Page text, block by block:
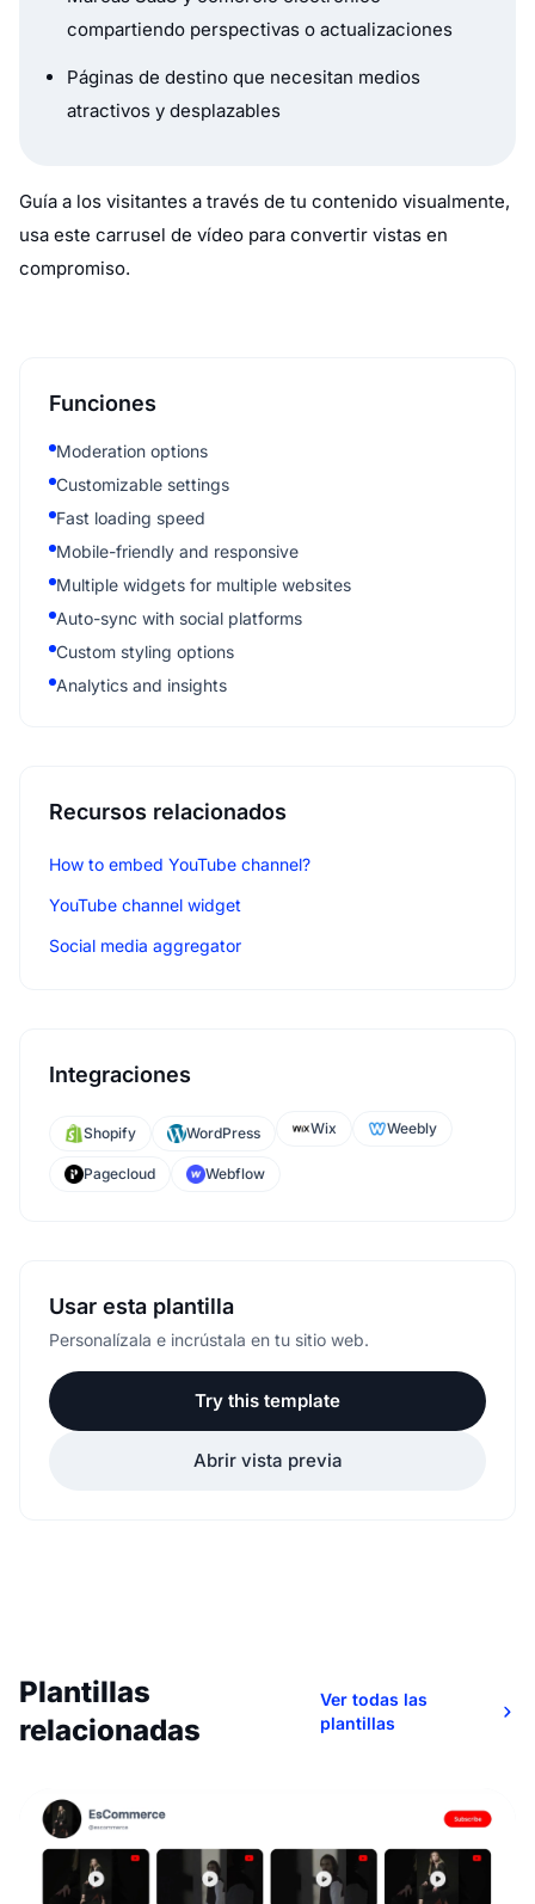
compartiendo perspectivas o actualizaciones
Páginas de destino que necesitan medios
atractivos y desplazables
Guía a los visitantes a través de tu contenido visualmente,
usa este carrusel de vídeo para convertir vistas en
compromiso.
Funciones
Moderation options
Customizable settings
Fast loading speed
Mobile-friendly and responsive
Multiple widgets for multiple websites
Auto-sync with social platforms
Custom styling options
Analytics and insights
Recursos relacionados
How to embed YouTube channel?
YouTube channel widget
Social media aggregator
Integraciones
Shopify WordPress Wix Weebly
Pagecloud Webflow
Usar esta plantilla
Personalízala e incrústala en tu sitio web.
Try this template
Abrir vista previa
Plantillas
relacionadas
Ver todas las
plantillas